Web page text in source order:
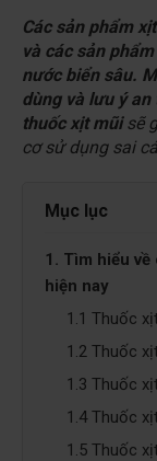
Các sản phẩm
và các sản
nước biển sâu.
dùng và lưu ý
thuốc xịt mũisẽ
cơ sử dụng sai
Mục lục
1. Tìm hiểu
hiện nay
1.1 Thuốc
1.2 Thuốc
1.3 Thuốc
1.4 Thuốc
1.5 Thuốc